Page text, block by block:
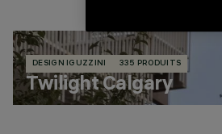
DESIGN IGUZZINI 335 PRODUITS
Twilight Calgary